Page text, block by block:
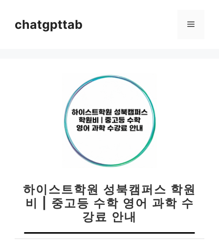
chatgpttab 메
하이스트학원 성북캠퍼스 학원
비 | 중고등 수학 영어 과학 수
강료 안내